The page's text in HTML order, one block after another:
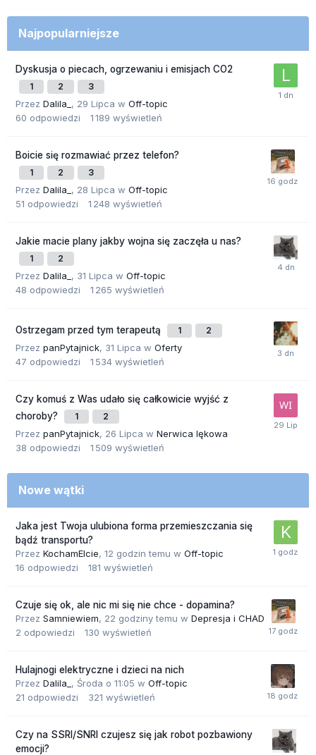
Najpopularniejsze
Dyskusja o piecach, ogrzewaniu i emisjach CO2
1 2 3
Przez Dalila_ , 29 Lipca w Off-topic
60 odpowiedzi 1 189 wyświetleń
Boicie się rozmawiać przez telefon?
1 2 3
Przez Dalila_ , 28 Lipca w Off-topic
51 odpowiedzi 1 248 wyświetleń
Jakie macie plany jakby wojna się zaczęła u nas?
1 2
Przez Dalila_ , 31 Lipca w Off-topic
48 odpowiedzi 1 265 wyświetleń
Ostrzegam przed tym terapeutą 1 2
Przez panPytajnick, 31 Lipca w Oferty
47 odpowiedzi 1 534 wyświetleń
Czy komuś z Was udało się całkowicie wyjść z
choroby?
1 2
Przez panPytajnick, 26 Lipca w Nerwica lękowa
38 odpowiedzi 1 509 wyświetleń
Nowe wątki
Jaka jest Twoja ulubiona forma przemieszczania się
bądź transportu?
Przez KochamElcie, 12 godzin temu w Off-topic
16 odpowiedzi 181 wyświetleń
Czuje się ok, ale nic mi się nie chce - dopamina?
Przez Samniewiem, 22 godziny temu w Depresja i CHAD
2 odpowiedzi 130 wyświetleń
Hulajnogi elektryczne i dzieci na nich
Przez Dalila_ , Środa o 11:05 w Off-topic
21 odpowiedzi 321 wyświetleń
Czy na SSRI/SNRI czujesz się jak robot pozbawiony
emocji?